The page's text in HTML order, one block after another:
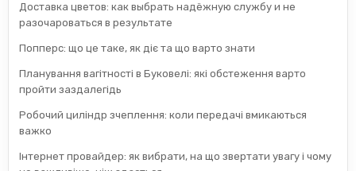
Доставка цветов: как выбрать надёжную службу и не
разочароваться в результате
Попперс: що це таке, як діє та що варто знати
Планування вагітності в Буковелі: які обстеження варто
пройти заздалегідь
Робочий циліндр зчеплення: коли передачі вмикаються
важко
Інтернет провайдер: як вибрати, на що звертати увагу і чому